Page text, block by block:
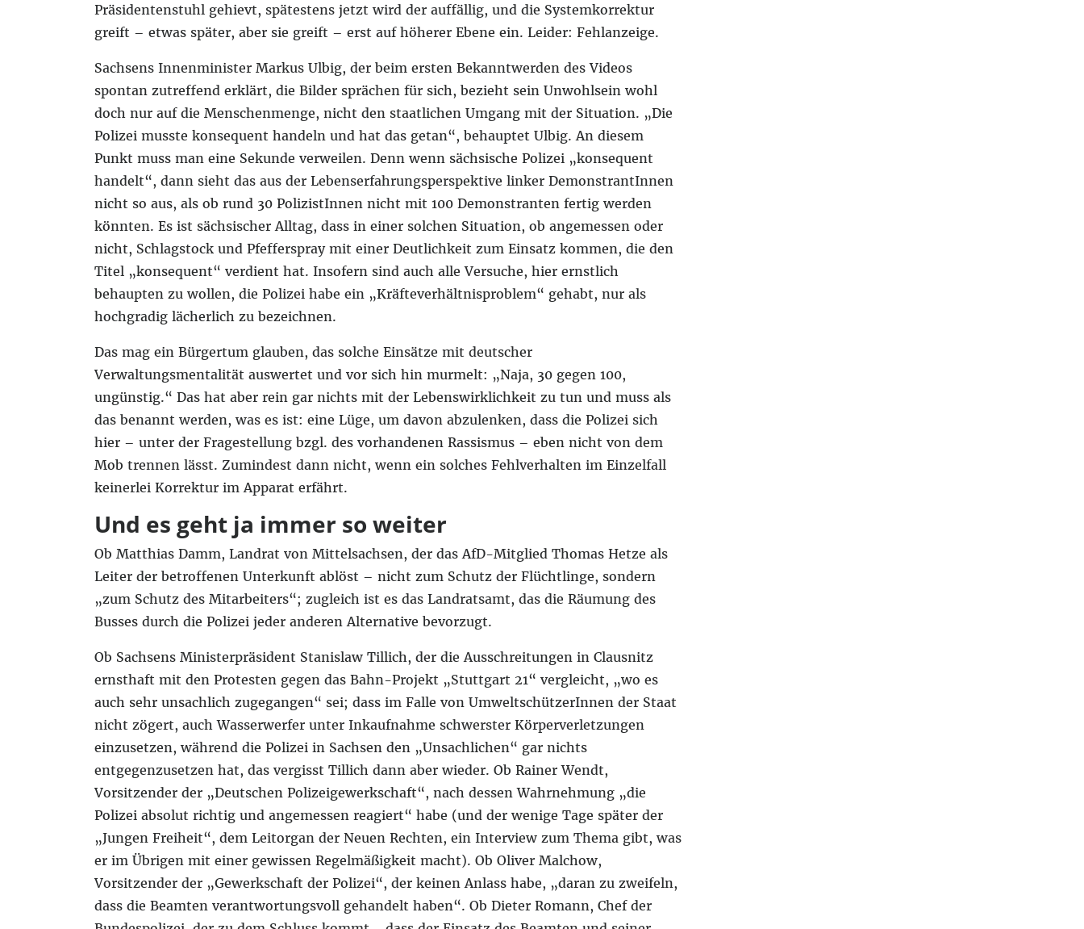
Präsidentenstuhl gehievt, spätestens jetzt wird der auffällig, und die Systemkorrektur
greift – etwas später, aber sie greift – erst auf höherer Ebene ein. Leider: Fehlanzeige.
Sachsens Innenminister Markus Ulbig, der beim ersten Bekanntwerden des Videos
spontan zutreffend erklärt, die Bilder sprächen für sich, bezieht sein Unwohlsein wohl
doch nur auf die Menschenmenge, nicht den staatlichen Umgang mit der Situation. „Die
Polizei musste konsequent handeln und hat das getan“, behauptet Ulbig. An diesem
Punkt muss man eine Sekunde verweilen. Denn wenn sächsische Polizei „konsequent
handelt“, dann sieht das aus der Lebenserfahrungsperspektive linker DemonstrantInnen
nicht so aus, als ob rund 30 PolizistInnen nicht mit 100 Demonstranten fertig werden
könnten. Es ist sächsischer Alltag, dass in einer solchen Situation, ob angemessen oder
nicht, Schlagstock und Pfefferspray mit einer Deutlichkeit zum Einsatz kommen, die den
Titel „konsequent“ verdient hat. Insofern sind auch alle Versuche, hier ernstlich
behaupten zu wollen, die Polizei habe ein „Kräfteverhältnisproblem“ gehabt, nur als
hochgradig lächerlich zu bezeichnen.
Das mag ein Bürgertum glauben, das solche Einsätze mit deutscher
Verwaltungsmentalität auswertet und vor sich hin murmelt: „Naja, 30 gegen 100,
ungünstig.“ Das hat aber rein gar nichts mit der Lebenswirklichkeit zu tun und muss als
das benannt werden, was es ist: eine Lüge, um davon abzulenken, dass die Polizei sich
hier – unter der Fragestellung bzgl. des vorhandenen Rassismus – eben nicht von dem
Mob trennen lässt. Zumindest dann nicht, wenn ein solches Fehlverhalten im Einzelfall
keinerlei Korrektur im Apparat erfährt.
Und es geht ja immer so weiter
Ob Matthias Damm, Landrat von Mittelsachsen, der das AfD-Mitglied Thomas Hetze als
Leiter der betroffenen Unterkunft ablöst – nicht zum Schutz der Flüchtlinge, sondern
„zum Schutz des Mitarbeiters“; zugleich ist es das Landratsamt, das die Räumung des
Busses durch die Polizei jeder anderen Alternative bevorzugt.
Ob Sachsens Ministerpräsident Stanislaw Tillich, der die Ausschreitungen in Clausnitz
ernsthaft mit den Protesten gegen das Bahn-Projekt „Stuttgart 21“ vergleicht, „wo es
auch sehr unsachlich zugegangen“ sei; dass im Falle von UmweltschützerInnen der Staat
nicht zögert, auch Wasserwerfer unter Inkaufnahme schwerster Körperverletzungen
einzusetzen, während die Polizei in Sachsen den „Unsachlichen“ gar nichts
entgegenzusetzen hat, das vergisst Tillich dann aber wieder. Ob Rainer Wendt,
Vorsitzender der „Deutschen Polizeigewerkschaft“, nach dessen Wahrnehmung „die
Polizei absolut richtig und angemessen reagiert“ habe (und der wenige Tage später der
„Jungen Freiheit“, dem Leitorgan der Neuen Rechten, ein Interview zum Thema gibt, was
er im Übrigen mit einer gewissen Regelmäßigkeit macht). Ob Oliver Malchow,
Vorsitzender der „Gewerkschaft der Polizei“, der keinen Anlass habe, „daran zu zweifeln,
dass die Beamten verantwortungsvoll gehandelt haben“. Ob Dieter Romann, Chef der